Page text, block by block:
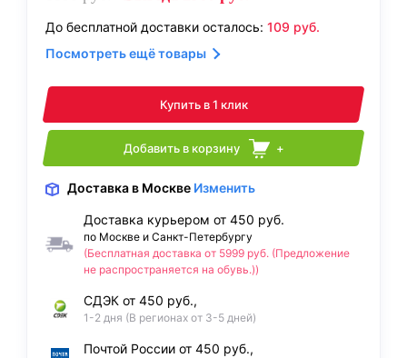
До бесплатной доставки осталось: 109 руб.
Посмотреть ещё товары
Купить в 1 клик
Добавить в корзину +
Доставка в Москве Изменить
Доставка курьером от 450 руб.
по Москве и Санкт-Петербургу
(Бесплатная доставка от 5999 руб. (Предложение
не распространяется на обувь.))
СДЭК от 450 руб.,
1-2 дня (В регионах от 3-5 дней)
Почтой России от 450 руб.,